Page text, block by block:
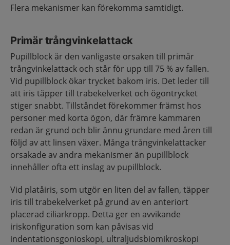
Flera mekanismer kan förekomma samtidigt.
Primär trångvinkelattack
Pupillblock är den vanligaste orsaken till primär
trångvinkelattack och står för upp till 75 % av fallen.
Vid pupillblock ökar trycket bakom iris. Det leder till
att iris täpper till trabekelverket och ögontrycket
stiger snabbt. Tillståndet förekommer främst hos
personer med korta ögon, där främre kammaren
redan är grund och blir ännu grundare med åren till
följd av att linsen växer. Många trångvinkelattacker
orsakade av andra mekanismer än pupillblock
innehåller ofta ett inslag av pupillblock.
Vid platåiris, som utgör en liten del av fallen, täpper
iris till trabekelverket på grund av en anteriort
placerad ciliarkropp. Detta ger en avvikande
iriskonfiguration som kan påvisas vid
indentationsgonioskopi, ultraljudsbiomikroskopi